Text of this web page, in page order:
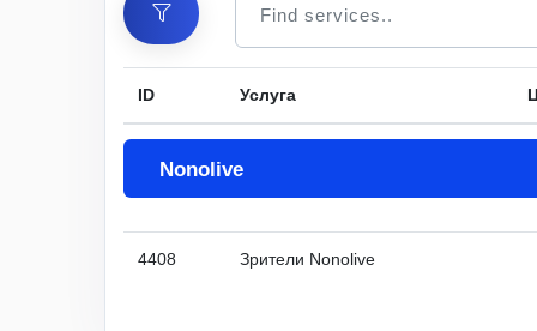
ID Услуга
Nonolive
4408 Зрители Nonolive